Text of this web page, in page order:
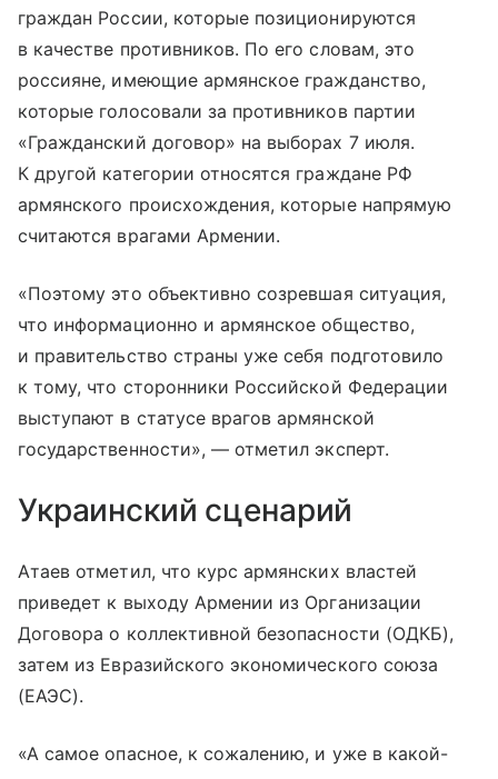
граждан России, которые позиционируются
в качестве противников. По его словам, это
россияне, имеющие армянское гражданство,
которые голосовали за противников партии
«Гражданский договор» на выборах 7 июля.
К другой категории относятся граждане РФ
армянского происхождения, которые напрямую
считаются врагами Армении.
«Поэтому это объективно созревшая ситуация,
что информационно и армянское общество,
и правительство страны уже себя подготовило
к тому, что сторонники Российской Федерации
выступают в статусе врагов армянской
государственности», — отметил эксперт.
Украинский сценарий
Атаев отметил, что курс армянских властей
приведет к выходу Армении из Организации
Договора о коллективной безопасности (ОДКБ),
затем из Евразийского экономического союза
(ЕАЭС).
«А самое опасное, к сожалению, и уже в какой-